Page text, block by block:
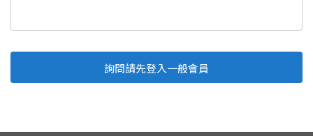
詢問請先登入一般會員